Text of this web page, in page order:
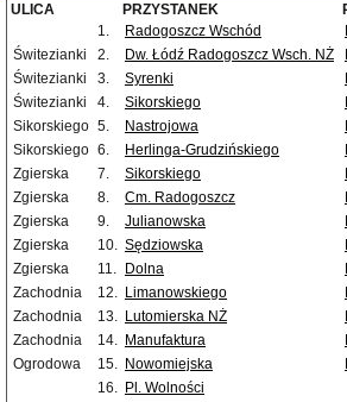
ULICA PRZYSTANEK
1.
Radogoszcz Wschód
Świtezianki
2. Dw. Łódź Radogoszcz Wsch. NŻ
Świtezianki
3. Syrenki
Świtezianki
4. Sikorskiego
Sikorskiego 5. Nastrojowa
Sikorskiego 6. Herlinga-Grudzińskiego
Zgierska
7. Sikorskiego
Zgierska
8. Cm. Radogoszcz
Zgierska
9. Julianowska
Zgierska
10. Sędziowska
Zgierska
11. Dolna
Zachodnia
12. Limanowskiego
Zachodnia
13. Lutomierska NŻ
Zachodnia
14. Manufaktura
Ogrodowa
15. Nowomiejska
16. Pl. Wolności